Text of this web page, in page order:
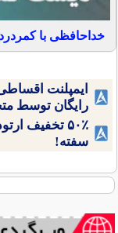
خداحافظی با
ایمپلنت
رایگان توسط
۵۰٪ تخفیف
سفته!